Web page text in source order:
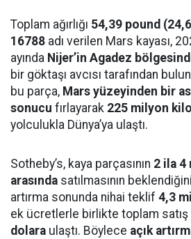
Toplam ağırlığı 54,39 pound
16788 adı verilen Mars kayası,
ayında Nijer’in Agadez
bir göktaşı avcısı tarafından
bu parça, Mars yüzeyinden bir
sonucu fırlayarak 225 milyon
yolculukla Dünya’ya ulaştı.
Sotheby’s, kaya parçasının 2 ila 4
arasında satılmasının
artırma sonunda nihai teklif 4,3
ek ücretlerle birlikte toplam satış
dolara ulaştı. Böylece açık